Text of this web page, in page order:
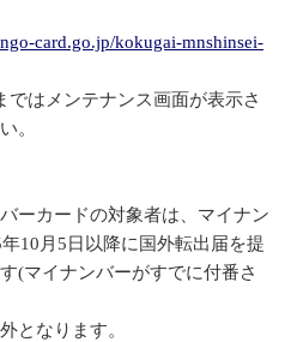
card.go.jp/kokugai-mnshinsei-
はメンテナンス画面が表示さ
。
ーカードの対象者は、マイナン
10月5日以降に国外転出届を提
(マイナンバーがすでに付番さ
となります。